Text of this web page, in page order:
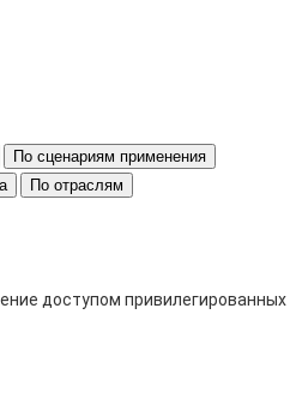
По сценариям применения
По отраслям
доступом привилегированных